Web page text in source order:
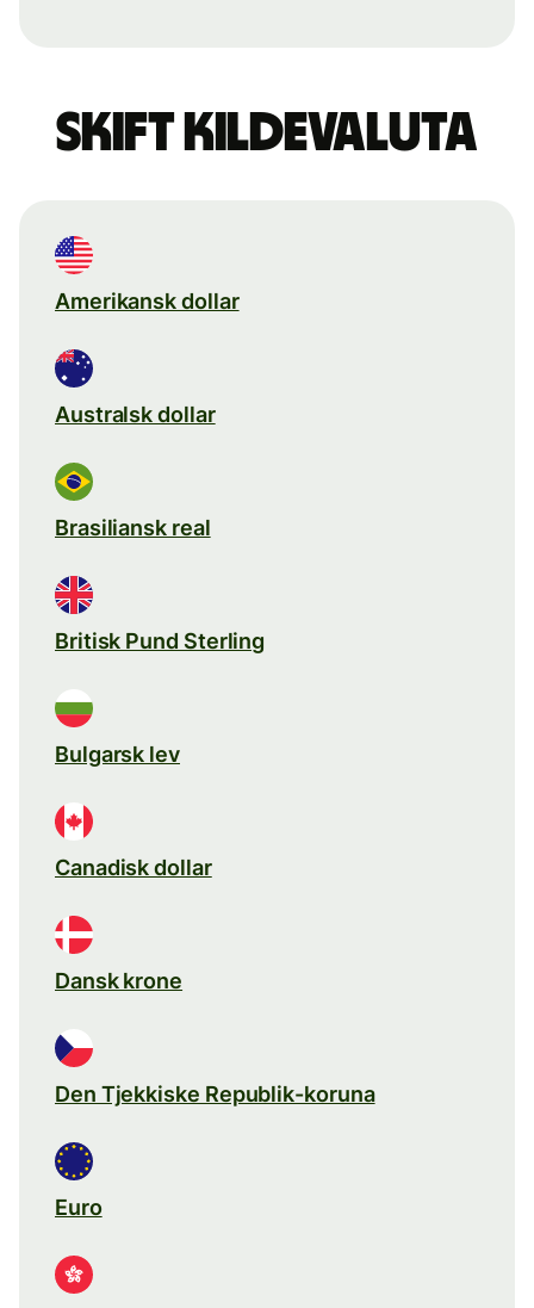
Skift kildevaluta
Amerikansk dollar
Australsk dollar
Brasiliansk real
Britisk Pund Sterling
Bulgarsk lev
Canadisk dollar
Dansk krone
Den Tjekkiske Republik-koruna
Euro